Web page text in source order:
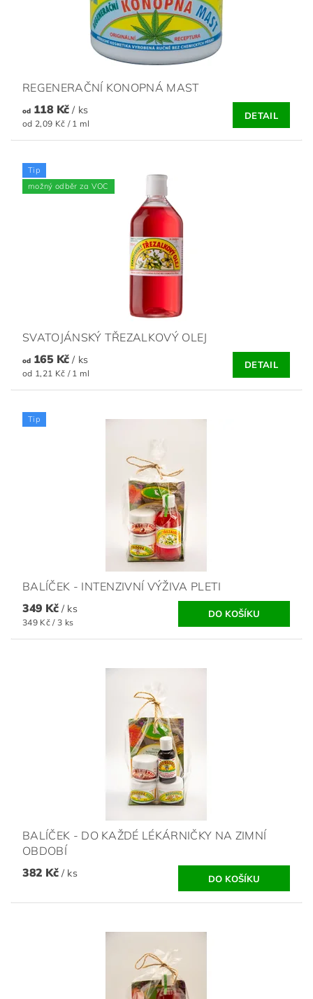
REGENERAČNÍ KONOPNÁ MAST
od118 Kč/ ks
od 2,09 Kč / 1 ml
DETAIL
Tip
možný odběr za VOC
SVATOJÁNSKÝ TŘEZALKOVÝ OLEJ
od165 Kč/ ks
od 1,21 Kč / 1 ml
DETAIL
Tip
BALÍČEK - INTENZIVNÍ VÝŽIVA PLETI
349 Kč / ks
349 Kč / 3 ks
BALÍČEK - DO KAŽDÉ LÉKÁRNIČKY NA ZIMNÍ
OBDOBÍ
382 Kč / ks